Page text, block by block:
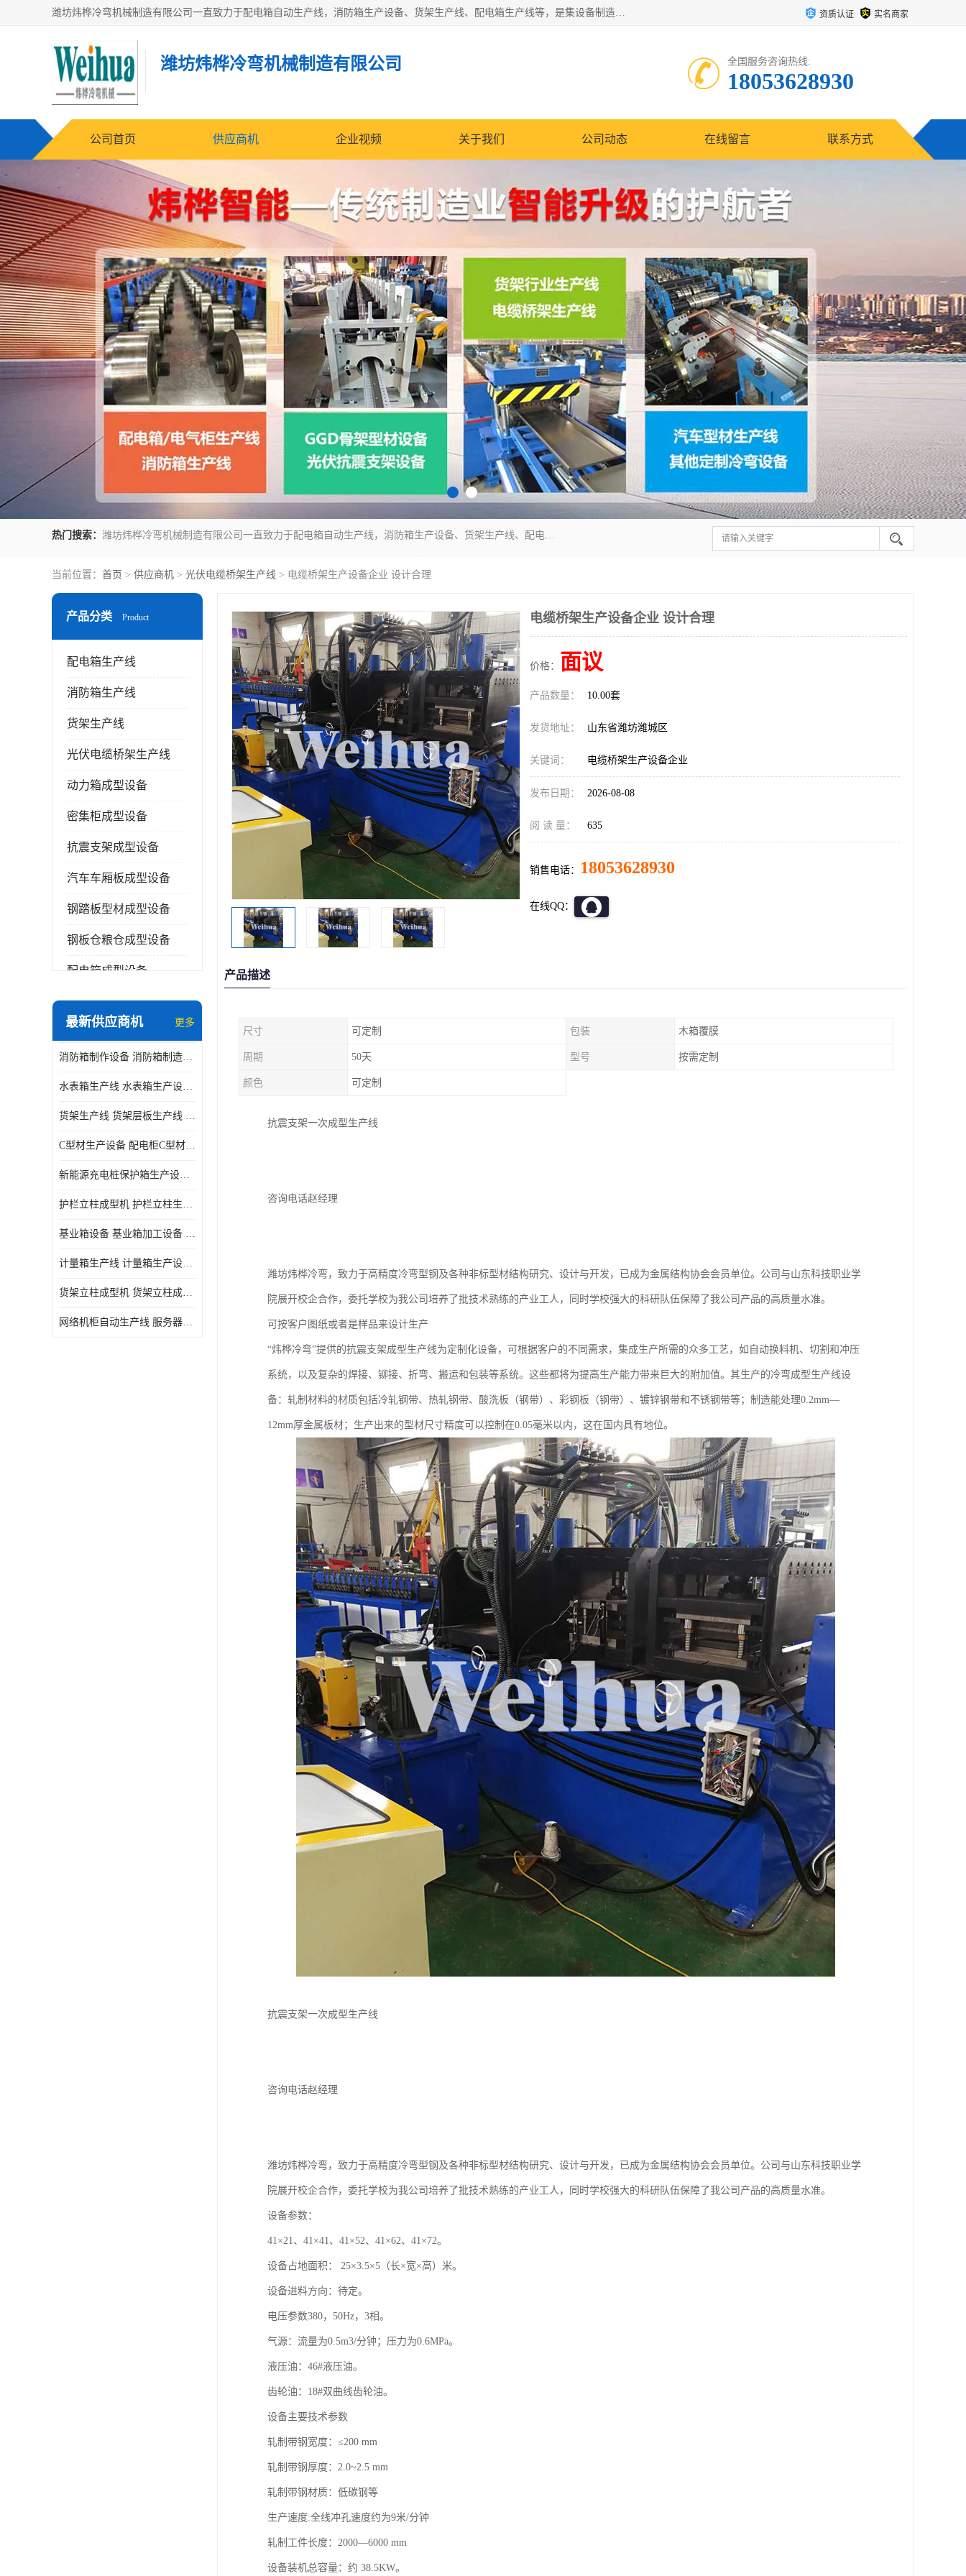
潍坊炜桦冷弯机械制造有限公司一直致力于配电箱自动生产线，消防箱生产设备、货架生产线、配电箱生产线等，是集设备制造、模具加工、技术开发于一体的综合性机械制造高科技民营企业。 资质认证 实名商家
潍坊炜桦冷弯机械制造有限公司 全国服务咨询热线:
18053628930
公司首页 供应商机 企业视频 关于我们 公司动态 在线留言 联系方式
热门搜索： 潍坊炜桦冷弯机械制造有限公司一直致力于配电箱自动生产线，消防箱生产设备、货架生产线、配电箱生产线等，是集设备制造、模具加工、技术开发于一体的综合性机械制造高科技民营企业。
当前位置： 首页 > 供应商机 > 光伏电缆桥架生产线 > 电缆桥架生产设备企业 设计合理
产品分类 Product
配电箱生产线
消防箱生产线
货架生产线
光伏电缆桥架生产线
动力箱成型设备
密集柜成型设备
抗震支架成型设备
汽车车厢板成型设备
钢踏板型材成型设备
钢板仓粮仓成型设备
配电箱成型设备
其他
最新供应商机 更多
消防箱制作设备 消防箱制造需要哪些设备
水表箱生产线 水表箱生产设备 加工水表箱需要的设备
货架生产线 货架层板生产线 货架立柱生产线
C型材生产设备 配电柜C型材成型设备 配电柜型材生产线
新能源充电桩保护箱生产设备 充电保护箱生产线
护栏立柱成型机 护栏立柱生产设备 护栏立柱生产线
基业箱设备 基业箱加工设备 基业箱制作设备
计量箱生产线 计量箱生产设备 电网计量箱加工设备
货架立柱成型机 货架立柱成型设备 货架立柱生产设备
网络机柜自动生产线 服务器机柜生产设备 网络机柜制作设备
电缆桥架生产设备企业 设计合理
价格： 面议
产品数量： 10.00套
发货地址： 山东省潍坊潍城区
关键词： 电缆桥架生产设备企业
发布日期： 2026-08-08
阅 读 量： 635
销售电话： 18053628930
在线QQ：
产品描述
尺寸 可定制 包装 木箱覆膜
周期 50天 型号 按需定制
颜色 可定制
抗震支架一次成型生产线
咨询电话赵经理
潍坊炜桦冷弯，致力于高精度冷弯型钢及各种非标型材结构研究、设计与开发，已成为金属结构协会会员单位。公司与山东科技职业学
院展开校企合作，委托学校为我公司培养了批技术熟练的产业工人，同时学校强大的科研队伍保障了我公司产品的高质量水准。
可按客户图纸或者是样品来设计生产
“炜桦冷弯”提供的抗震支架成型生产线为定制化设备，可根据客户的不同需求，集成生产所需的众多工艺，如自动换料机、切割和冲压
系统，以及复杂的焊接、铆接、折弯、搬运和包装等系统。这些都将为提高生产能力带来巨大的附加值。其生产的冷弯成型生产线设
备：轧制材料的材质包括冷轧钢带、热轧钢带、酸洗板（钢带）、彩钢板（钢带）、镀锌钢带和不锈钢带等；制造能处理0.2mm—
12mm厚金属板材；生产出来的型材尺寸精度可以控制在0.05毫米以内，这在国内具有地位。
抗震支架一次成型生产线
咨询电话赵经理
潍坊炜桦冷弯，致力于高精度冷弯型钢及各种非标型材结构研究、设计与开发，已成为金属结构协会会员单位。公司与山东科技职业学
院展开校企合作，委托学校为我公司培养了批技术熟练的产业工人，同时学校强大的科研队伍保障了我公司产品的高质量水准。
设备参数：
41×21、41×41、41×52、41×62、41×72。
设备占地面积： 25×3.5×5（长×宽×高）米。
设备进料方向：待定。
电压参数380，50Hz，3相。
气源：流量为0.5m3/分钟；压力为0.6MPa。
液压油：46#液压油。
齿轮油：18#双曲线齿轮油。
设备主要技术参数
轧制带钢宽度：≤200 mm
轧制带钢厚度：2.0~2.5 mm
轧制带钢材质：低碳钢等
生产速度:全线冲孔速度约为9米/分钟
轧制工件长度：2000—6000 mm
设备装机总容量：约 38.5KW。